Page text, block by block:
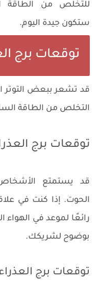
للتخلص من الطاقة
ستكون جيدة اليوم.
توقعات برج
قد تشعر ببعض التوتر
التخلص من الطاقة
توقعات برج
قد يستمتع
الحوت. إذا كنت في
رائعًا لموعد في
بوضوح لشريكك.
توقعات برج